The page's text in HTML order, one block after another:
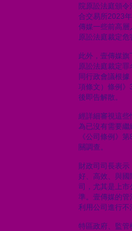
院原訟法庭頒
合交易所2023
傳媒一些前高
原訟法庭裁定
此外，壹傳媒
原訟法庭裁定
同行政會議根
項條文）條例
後即告解散。
經詳細審視這些
為已沒有需要繼
《公司條例》
關調查。
財政司司長表
好、高效、與國
司，尤其是上市
準。壹傳媒的管
利用公司進行不
特區政府、監管